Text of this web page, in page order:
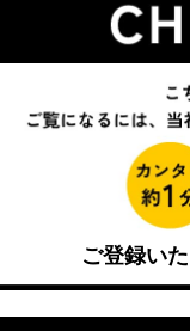
ご登録い